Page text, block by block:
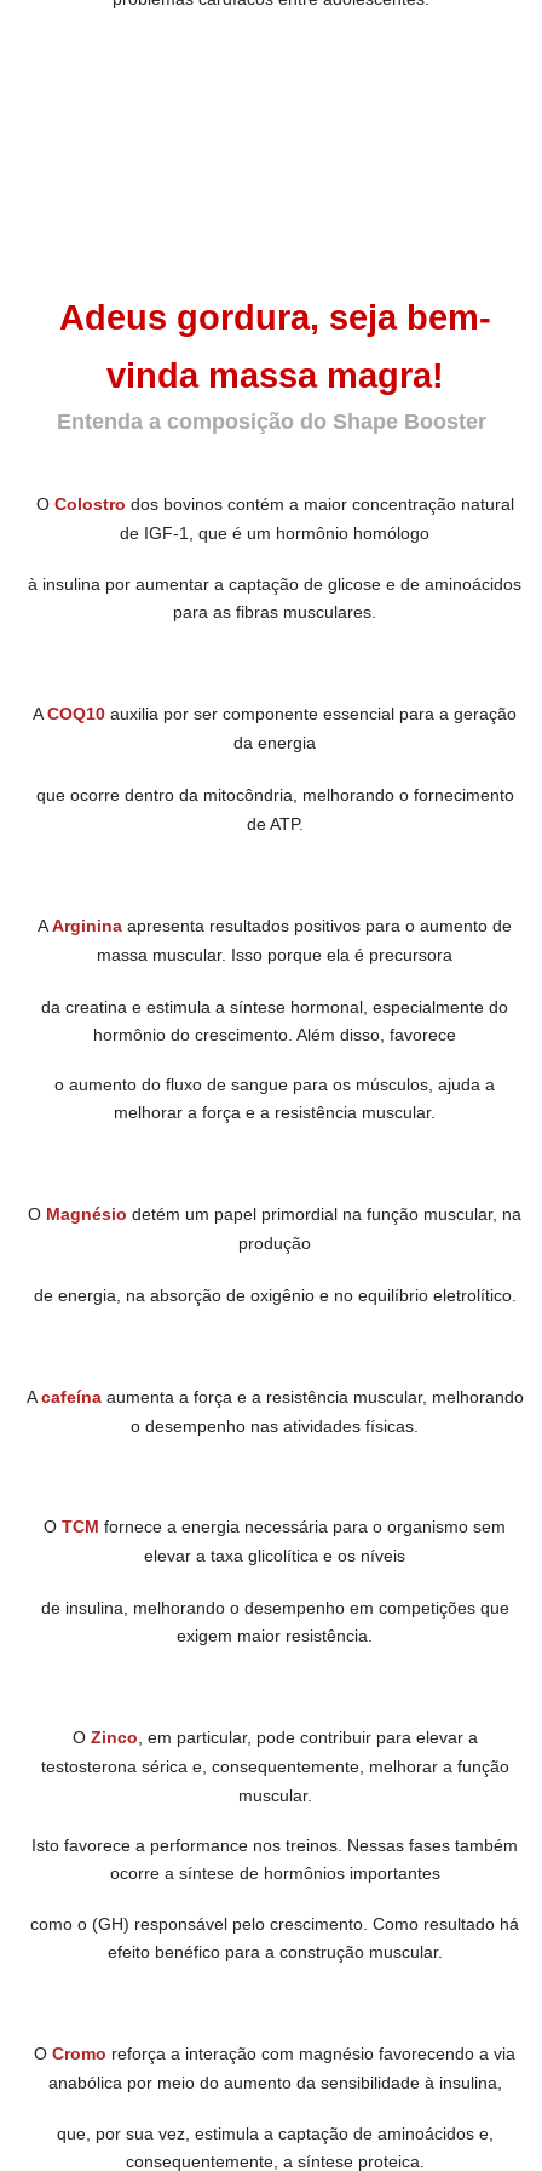
Adeus gordura, seja bem-
vinda massa magra!
Entenda a composição do Shape Booster
O Colostro dos bovinos contém a maior concentração natural
de IGF-1,que é um hormônio homólogo
à insulina por aumentar a captaçãode glicose e de aminoácidos
para as fibras musculares.
ACOQ10 auxilia por ser componente essencial para a geração
da energia
que ocorre dentro da mitocôndria, melhorando o fornecimento
de ATP.
AArginina apresenta resultados positivos para o aumento de
massa muscular. Isso porque ela é precursora
da creatina e estimula a síntese hormonal,especialmente do
hormônio do crescimento. Além disso, favorece
o aumentodo fluxo de sangue para os músculos, ajuda a
melhorar a força e a resistência muscular.
O Magnésio detém um papel primordial na função muscular, na
produção
de energia, na absorção de oxigênio e no equilíbrio eletrolítico.
Acafeínaaumenta a força e a resistência muscular, melhorando
o desempenho nas atividades físicas.
O TCM fornece a energia necessária para o organismo sem
elevara taxa glicolítica e os níveis
de insulina, melhorando o desempenho em competições que
exigem maior resistência.
O Zinco , em particular, pode contribuir para elevar a
testosterona sérica e, consequentemente, melhorar a função
muscular.
Isto favorecea performance nos treinos. Nessas fases também
ocorre a síntese de hormônios importantes
como o (GH) responsável pelo crescimento.Como resultado há
efeito benéfico para a construção muscular.
OCromo reforça a interação com magnésio favorecendo a via
anabólica por meio do aumento da sensibilidade à insulina,
que, por sua vez, estimula a captação de aminoácidos e,
consequentemente, a síntese proteica.